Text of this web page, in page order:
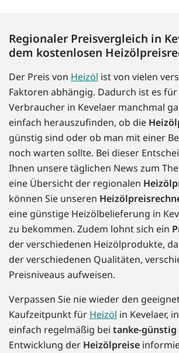
Regionaler Preisvergleich in
dem kostenlosen
Der Preis von Heizöl ist von vielen
Faktoren abhängig. Dadurch ist es für
Verbraucher in Kevelaer manchmal
einfach herauszufinden, ob die
günstig sind oder ob man mit einer
noch warten sollte. Bei dieser
Ihnen unsere täglichen News zum
eine Übersicht der regionalen
können Sie unseren
eine günstige Heizölbelieferung in
zu bekommen. Zudem lohnt sich ein
der verschiedenen Heizölprodukte,
der verschiedenen Qualitäten,
Preisniveaus aufweisen.
Verpassen Sie nie wieder den
Kaufzeitpunkt für Heizöl in Kevelaer,
einfach regelmäßig bei tanke-günstig
Entwicklung der Heizölpreise